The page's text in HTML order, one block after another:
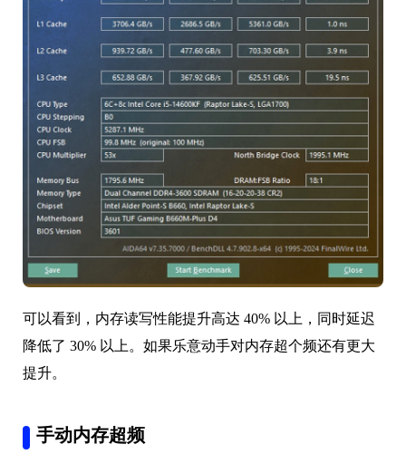
可以看到，内存读写性能提升高达 40% 以上，同时延迟
降低了 30% 以上。如果乐意动手对内存超个频还有更大
提升。
手动内存超频